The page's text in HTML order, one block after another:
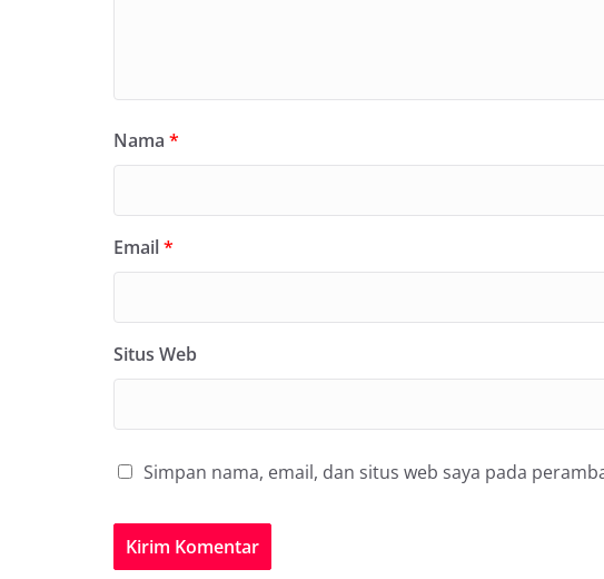
Nama *
Email*
Situs Web
Simpan nama, email, dan situs web saya pada